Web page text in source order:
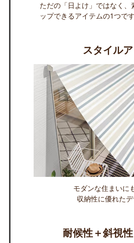
ただの「日よけ」ではなく、
ップできるアイテムの1つです
スタイル
モダンな住まいに
収納性に優れた
耐候性＋斜視